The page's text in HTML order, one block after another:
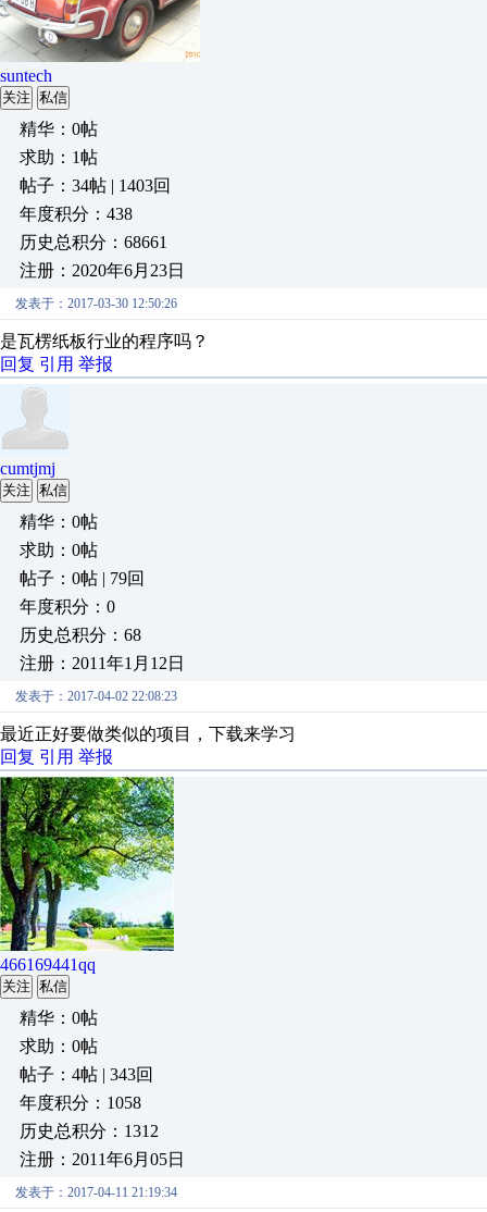
suntech
关注 私信
精华：0帖
求助：1帖
帖子：34帖 | 1403回
年度积分：438
历史总积分：68661
注册：2020年6月23日
发表于：2017-03-30 12:50:26
是瓦楞纸板行业的程序吗？
回复 引用 举报
cumtjmj
关注 私信
精华：0帖
求助：0帖
帖子：0帖 | 79回
年度积分：0
历史总积分：68
注册：2011年1月12日
发表于：2017-04-02 22:08:23
最近正好要做类似的项目，下载来学习
回复 引用 举报
466169441qq
关注 私信
精华：0帖
求助：0帖
帖子：4帖 | 343回
年度积分：1058
历史总积分：1312
注册：2011年6月05日
发表于：2017-04-11 21:19:34